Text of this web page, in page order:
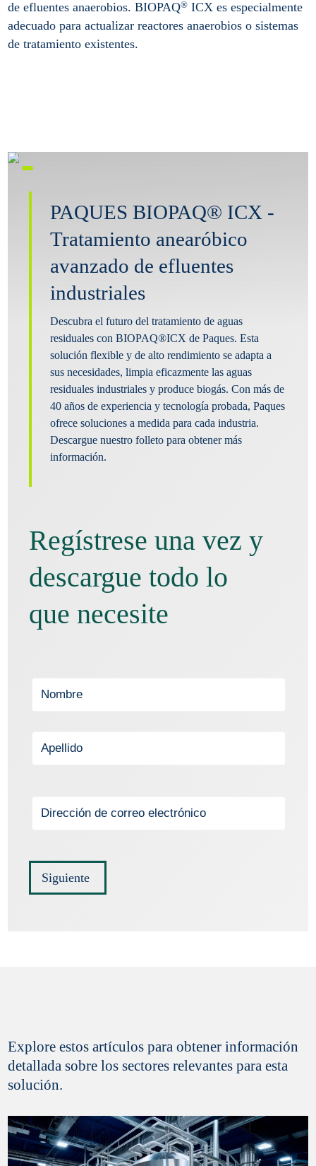
de efluentes anaerobios. BIOPAQ® ICX es especialmente
adecuado para actualizar reactores anaerobios o sistemas
de tratamiento existentes.
PAQUES BIOPAQ® ICX -
Tratamiento anearóbico
avanzado de efluentes
industriales
Descubra el futuro del tratamiento de aguas
residuales con BIOPAQ®ICX de Paques. Esta
solución flexible y de alto rendimiento se adapta a
sus necesidades, limpia eficazmente las aguas
residuales industriales y produce biogás. Con más de
40 años de experiencia y tecnología probada, Paques
ofrece soluciones a medida para cada industria.
Descargue nuestro folleto para obtener más
información.
Regístrese una vez y
descargue todo lo
que necesite
Siguiente
de productos de Paques
Explore estos artículos para obtener información
detallada sobre los sectores relevantes para esta
solución.